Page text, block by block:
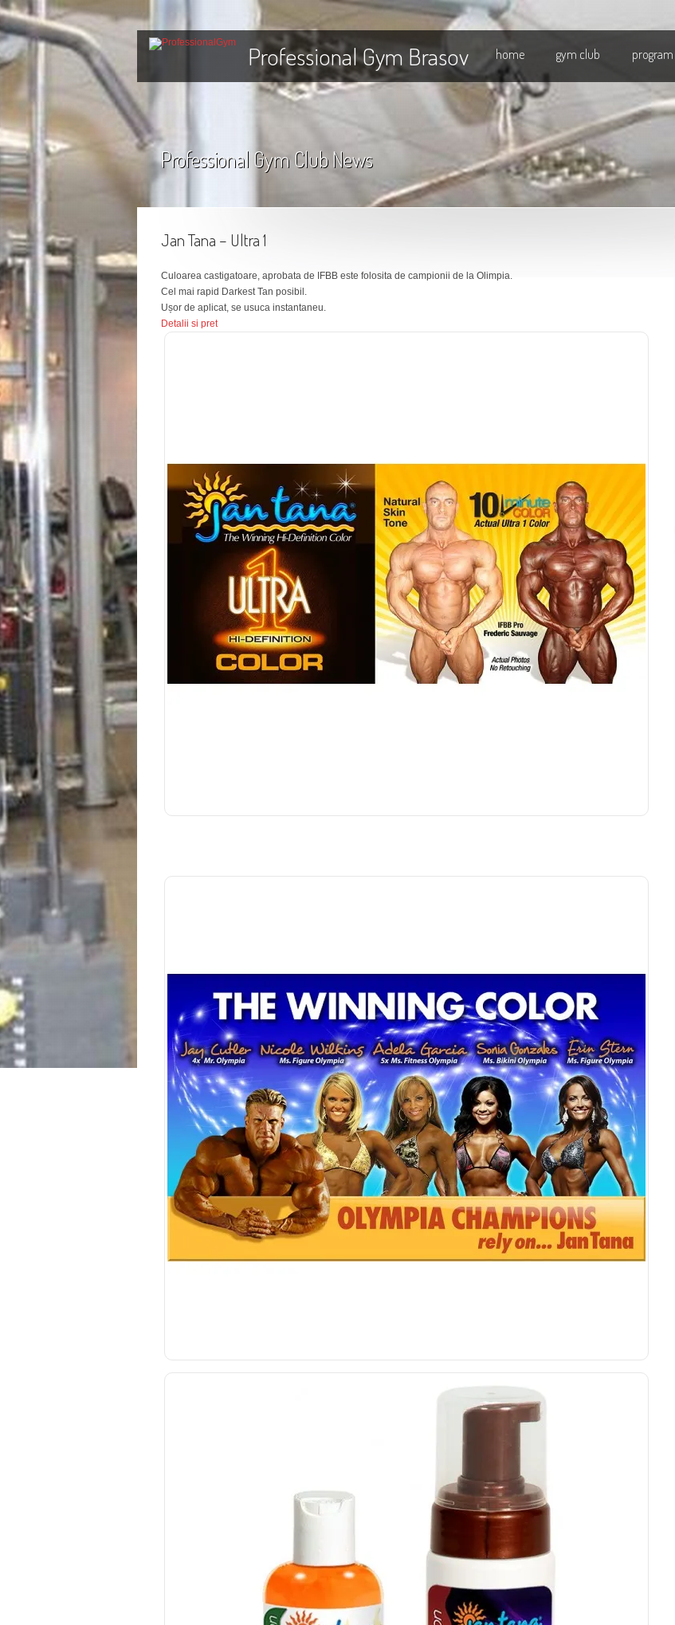
Professional Gym Brasov home gym club program
Professional Gym Club News
Jan Tana – Ultra 1
Culoarea castigatoare, aprobata de IFBB este folosita de campionii de la Olimpia.
Cel mai rapid Darkest Tan posibil.
Ușor de aplicat, se usuca instantaneu.
Detalii si pret